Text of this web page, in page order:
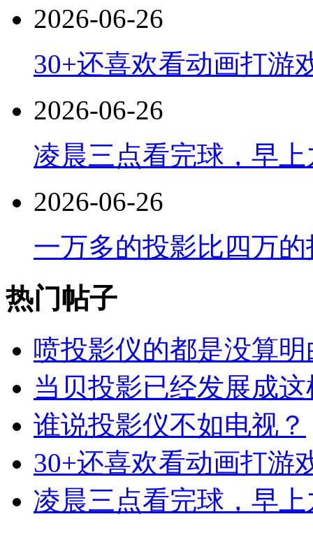
2026-06-26
30+还喜欢看动画打游
2026-06-26
凌晨三点看完球，早
2026-06-26
一万多的投影比四万
热门帖子
喷投影仪的都是没算
当贝投影已经发展成
谁说投影仪不如电视？
30+还喜欢看动画打游
凌晨三点看完球，早